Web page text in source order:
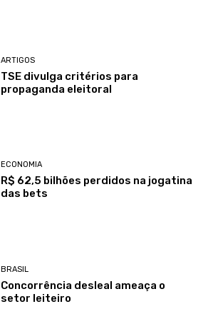
ARTIGOS
TSE divulga critérios para
propaganda eleitoral
ECONOMIA
R$ 62,5 bilhões perdidos na jogatina
das bets
BRASIL
Concorrência desleal ameaça o
setor leiteiro